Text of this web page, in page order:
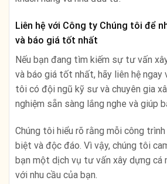
Liên hệ với Công ty Chúng tôi để
và báo giá tốt nhất
Nếu bạn đang tìm kiếm sự tư vấn
và báo giá tốt nhất, hãy liên hệ ngay
tôi có đội ngũ kỹ sư và chuyên gia
nghiệm sẵn sàng lắng nghe và giúp
Chúng tôi hiểu rõ rằng mỗi công
biệt và độc đáo. Vì vậy, chúng tôi
bạn một dịch vụ tư vấn xây dựng cá
với nhu cầu của bạn.